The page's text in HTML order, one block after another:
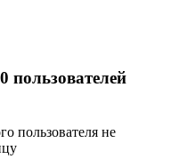
0 пользователей
пользователя не